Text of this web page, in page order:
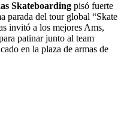
Skateboarding pisó fuerte
parada del tour global “Skate
invitó a los mejores Ams,
patinar junto al team
en la plaza de armas de